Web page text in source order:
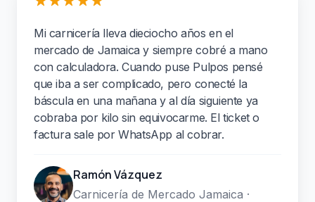
Mi carnicería lleva dieciocho años en el
mercado de Jamaica y siempre cobré a mano
con calculadora. Cuando puse Pulpos pensé
que iba a ser complicado, pero conecté la
báscula en una mañana y al día siguiente ya
cobraba por kilo sin equivocarme. El ticket o
factura sale por WhatsApp al cobrar.
Ramón Vázquez
Carnicería de Mercado Jamaica ·